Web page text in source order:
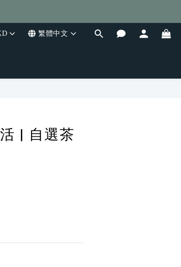
繁體中文
| 自選茶